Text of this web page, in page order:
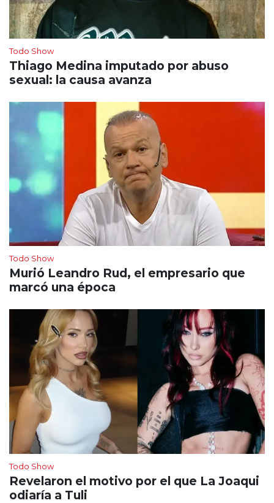
Todo Show
Thiago Medina imputado por abuso
sexual: la causa avanza
Todo Show
Murió Leandro Rud, el empresario que
marcó una época
Todo Show
Revelaron el motivo por el que La Joaqui
odiaría a Tuli